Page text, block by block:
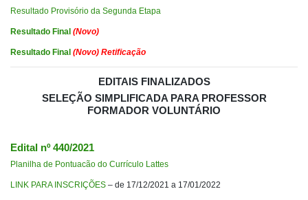
Resultado Provisório da Segunda Etapa
Resultado Final (Novo)
Resultado Final (Novo) Retificação
EDITAIS FINALIZADOS
SELEÇÃO SIMPLIFICADA PARA PROFESSOR
FORMADOR VOLUNTÁRIO
Edital nº 440/2021
Planilha de Pontuacão do Currículo Lattes
LINK PARA INSCRIÇÕES – de 17/12/2021 a 17/01/2022